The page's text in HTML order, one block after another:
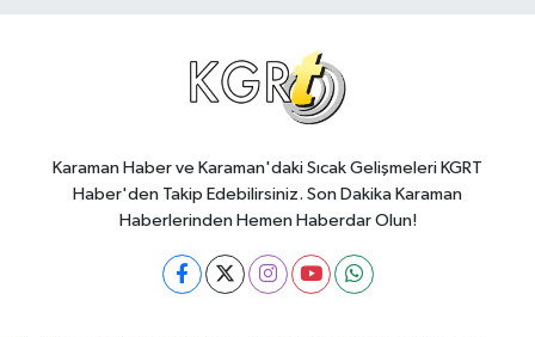
Karaman Haber ve Karaman'daki Sıcak Gelişmeleri KGRT
Haber'den Takip Edebilirsiniz. Son Dakika Karaman
Haberlerinden Hemen Haberdar Olun!